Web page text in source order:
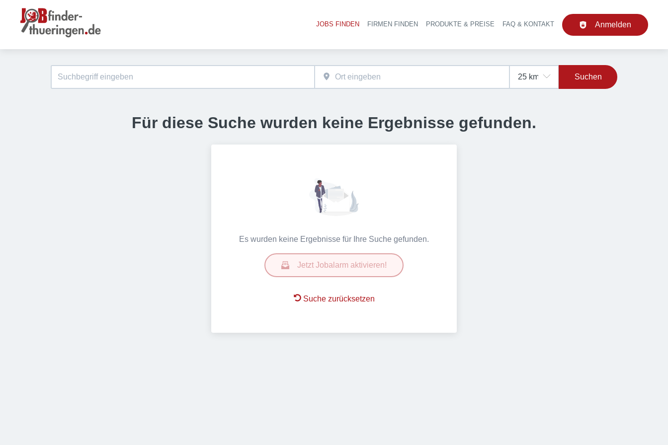
Haupt-Navigation
JOBS FINDEN FIRMEN FINDEN PRODUKTE & PREISE FAQ & KONTAKT Anmelden
Suchen
Für diese Suche wurden keine Ergebnisse gefunden.
Es wurden keine Ergebnisse für Ihre Suche gefunden.
Jetzt Jobalarm aktivieren!
Suche zurücksetzen